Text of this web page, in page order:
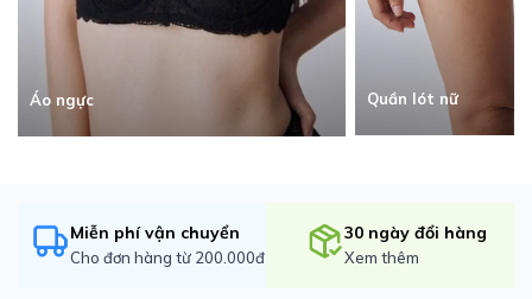
Áo ngực Quần lót nữ
Miễn phí vận chuyển
Cho đơn hàng từ 200.000đ
30 ngày đổi hàng
Xem thêm